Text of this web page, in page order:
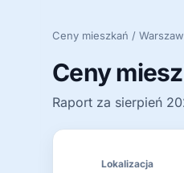
Ceny mieszkań /
Ceny
Raport za sierpień
Lokalizacja